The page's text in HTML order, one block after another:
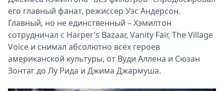
его главный фанат, режиссер Уэс Андерсон.
Главный, но не единственный – Хэмилтон
сотрудничал с Harper’s Bazaar, Vanity Fair, The Village
Voice и снимал абсолютно всех героев
американской культуры, от Вуди Аллена и Сюзан
Зонтаг до Лу Рида и Джима Джармуша.